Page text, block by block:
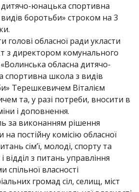
дитячо-юнацька спортивна
боротьби» строком на 3
голові обласної ради укласти
з директором комунального
обласна дитячо-
спортивна школа з видів
Терешкевичем Віталієм
та, у разі потреби, вносити в
і доповнення.
за виконанням рішення
на постійну комісію обласної
сім’ї, молоді, спорту та
відділ з питань управління
спільної власності
громад сіл, селищ, міст